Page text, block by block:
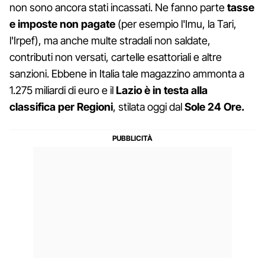
non sono ancora stati incassati. Ne fanno partetasse
e imposte non pagate (per esempio l'Imu, la Tari,
l'Irpef), ma anche multe stradali non saldate,
contributi non versati, cartelle esattoriali e altre
sanzioni. Ebbene in Italia tale magazzino ammonta a
1.275 miliardi di euro e ilLazioè in testa alla
classifica per Regioni, stilata oggi dalSole 24 Ore.